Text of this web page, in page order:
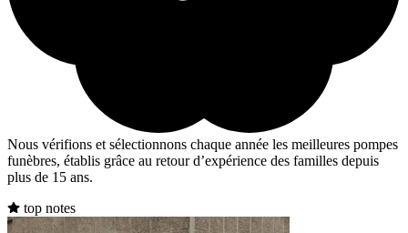
Nous vérifions et sélectionnons chaque année les meilleures pompes
funèbres, établis grâce au retour d’expérience des familles depuis
plus de 15 ans.
top notes